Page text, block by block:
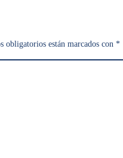
obligatorios están marcados con *